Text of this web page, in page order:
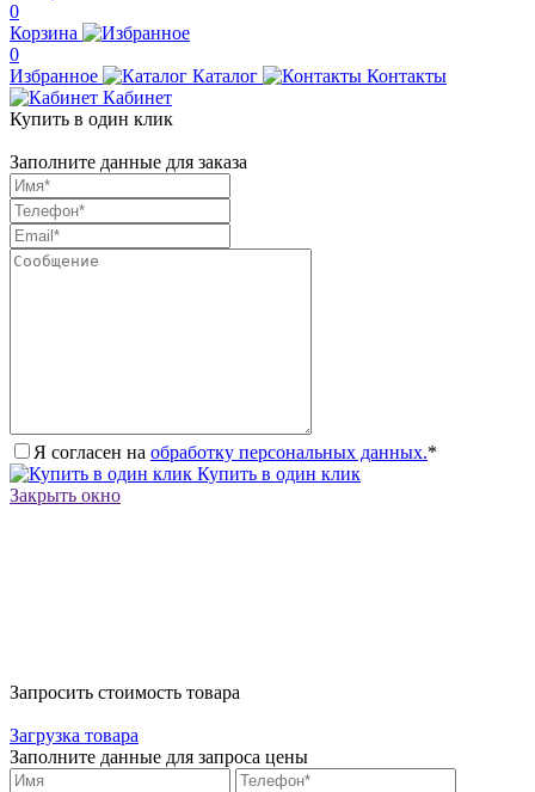
0
Корзина
0
Избранное
Каталог
Контакты
Кабинет
Купить в один клик
Заполните данные для заказа
Я согласен на обработку персональных данных.*
Купить в один клик
Закрыть окно
Запросить стоимость товара
Загрузка товара
Заполните данные для запроса цены